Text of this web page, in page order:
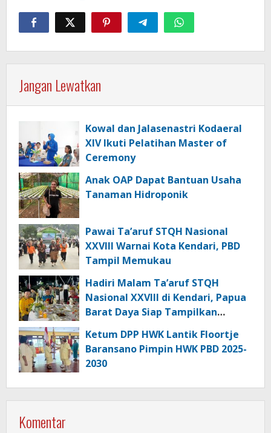
Jangan Lewatkan
Kowal dan Jalasenastri Kodaeral
XIV Ikuti Pelatihan Master of
Ceremony
Anak OAP Dapat Bantuan Usaha
Tanaman Hidroponik
Pawai Ta’aruf STQH Nasional
XXVIII Warnai Kota Kendari, PBD
Tampil Memukau
Hadiri Malam Ta’aruf STQH
Nasional XXVIII di Kendari, Papua
Barat Daya Siap Tampilkan
Ketum DPP HWK Lantik Floortje
Baransano Pimpin HWK PBD 2025-
2030
Komentar